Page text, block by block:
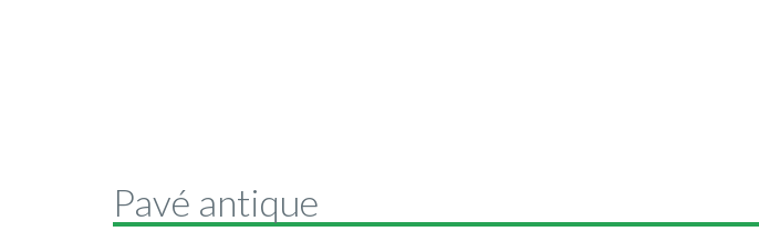
Pavé antique